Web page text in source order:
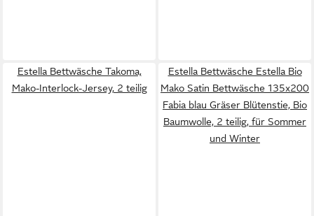
Estella Bettwäsche Takoma,
Mako-Interlock-Jersey, 2 teilig
Estella Bettwäsche Estella Bio
Mako Satin Bettwäsche 135x200
Fabia blau Gräser Blütenstie, Bio
Baumwolle, 2 teilig, für Sommer
und Winter